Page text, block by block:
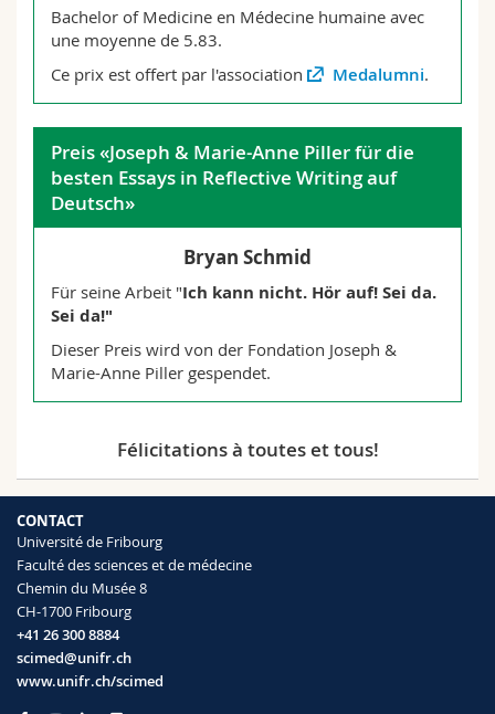
Xavier Vuattoux
Stephanie Zürcher
Lucas Vonlanthen
Lisa Maria Wahlen
Martin Poplawski
Christelle Rossier
Bastian Stadelmann
Mevlüt Hüsame Tatli
Benno Thalmann
Loris Witschard
Mathieu Gschwandtner
Nils Hurni
Andrea Karle
Sylvain Müller
Fabien Nahum
Paul Stempfel
Marion Yerly
Sina Livia Schmid
Raphaël Tornare
Yasmine Tschuy
Alexia Vonlanthen
Kim Svenja Wyss
Raphael Brönnimann
Dario Busato
Jonas Mattia Chiappini
Davide Colatruglio
Fanny Crettol
Miguel Angelo De Jesus Sousa
Sander De Schepper
Bachelor of Medicine en Médecine humaine avec
une moyenne de 5.83.
Ce prix est offert par l'association
Medalumni.
Preis «Joseph & Marie-Anne Piller für die
besten Essays in Reflective Writing auf
Deutsch»
Bryan Schmid
Für seine Arbeit "Ich kann nicht. Hör auf! Sei da.
Sei da!"
Dieser Preis wird von der Fondation Joseph &
Marie-Anne Piller gespendet.
Félicitations à toutes et tous!
CONTACT
Université de Fribourg
Faculté des sciences et de médecine
Chemin du Musée 8
CH-1700 Fribourg
+41 26 300 8884
scimed@unifr.ch
www.unifr.ch/scimed